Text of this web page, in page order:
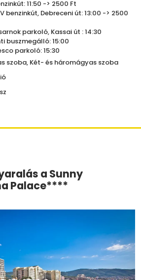
11:50 -> 2500 Ft
benzinkút, Debreceni út: 13:00 -> 2500
parkoló, Kassai út : 14:30
buszmegálló: 15:00
parkoló: 15:30
szoba, Két- és háromágyas szoba
a Sunny
Palace****